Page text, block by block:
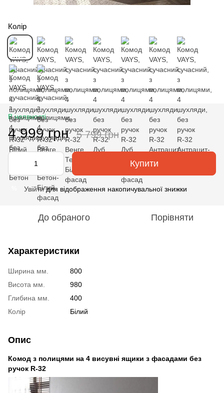
Колір
В наявності
4 999 грн 5 799 грн
Купити
Увійтидля відображення накопичувальної знижки
До обраного Порівняти
Характеристики
Ширина мм.
800
Висота мм.
980
Глибина мм.
400
Колір
Білий
Опис
Комод з полицями на 4 висувні ящики з фасадами без
ручок R-32